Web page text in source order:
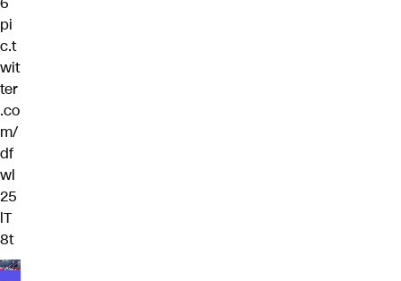
pi
c.t
wit
ter
.co
m/
df
wl
25
lT
8t